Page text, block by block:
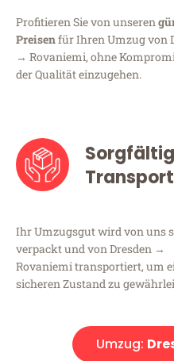
Profitieren Sie von unseren
Preisenfür Ihren Umzug von
→ Rovaniemi, ohne
der Qualität einzugehen.
Transport
Ihr Umzugsgut wird von uns
verpackt und von Dresden →
Rovaniemi transportiert, um
sicheren Zustand zu
Umzug: